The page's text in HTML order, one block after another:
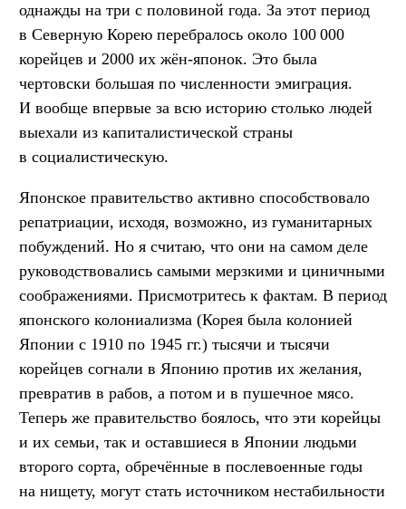
однажды на три с половиной года. За этот период
в Северную Корею перебралось около 100 000
корейцев и 2000 их жён-японок. Это была
чертовски большая по численности эмиграция.
И вообще впервые за всю историю столько людей
выехали из капиталистической страны
в социалистическую.
Японское правительство активно способствовало
репатриации, исходя, возможно, из гуманитарных
побуждений. Но я считаю, что они на самом деле
руководствовались самыми мерзкими и циничными
соображениями. Присмотритесь к фактам. В период
японского колониализма (Корея была колонией
Японии с 1910 по 1945 гг.) тысячи и тысячи
корейцев согнали в Японию против их желания,
превратив в рабов, а потом и в пушечное мясо.
Теперь же правительство боялось, что эти корейцы
и их семьи, так и оставшиеся в Японии людьми
второго сорта, обречённые в послевоенные годы
на нищету, могут стать источником нестабильности